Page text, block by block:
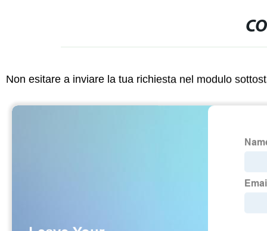
Non esitare a inviare la tua richiesta nel modulo